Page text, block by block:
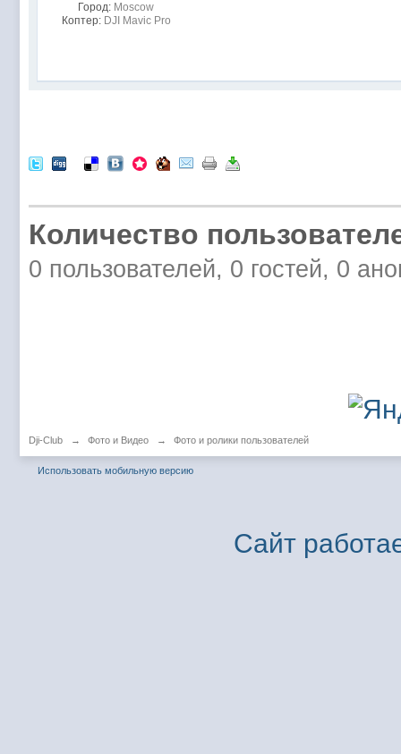
Город: Moscow
Коптер: DJI Mavic Pro
Количество
0 пользователей, 0 гостей, 0
Dji-Club → Фото и Видео → Фото и ролики пользователей
Использовать мобильную версию
Сайт